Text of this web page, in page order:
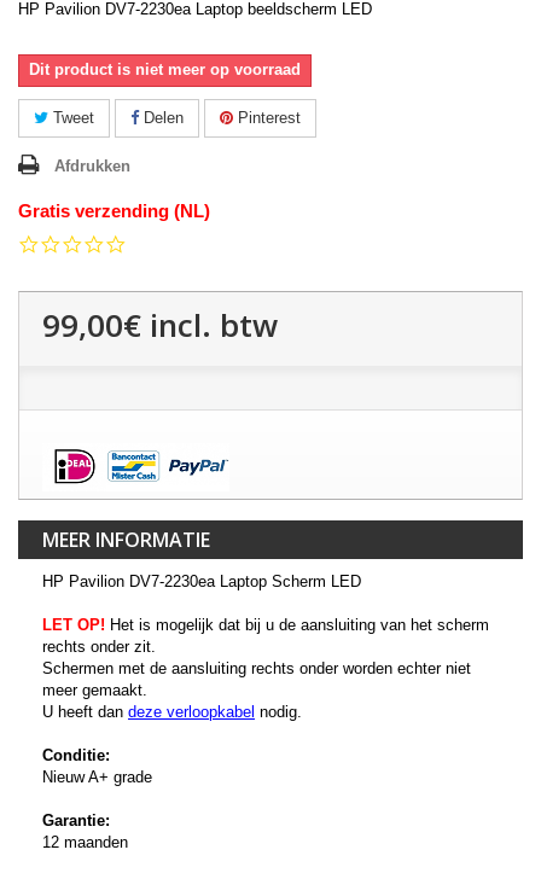
HP Pavilion DV7-2230ea Laptop beeldscherm LED
Dit product is niet meer op voorraad
Tweet Delen Pinterest
Afdrukken
Gratis verzending (NL)
99,00€ incl. btw
MEER INFORMATIE
HP Pavilion DV7-2230ea Laptop Scherm LED
LET OP! Het is mogelijk dat bij u de aansluiting van het scherm
rechts onder zit.
Schermen met de aansluiting rechts onder worden echter niet
meer gemaakt.
U heeft dan deze verloopkabel nodig.
Conditie:
Nieuw A+ grade
Garantie:
12 maanden